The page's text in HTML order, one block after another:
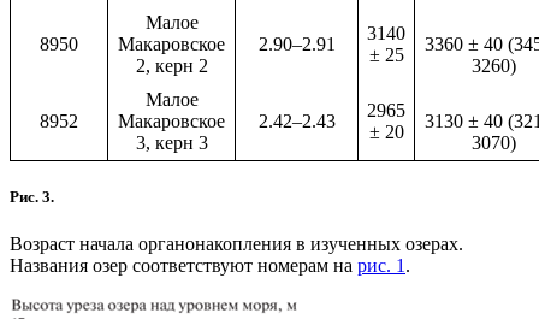
8950
Малое
Макаровское
2, керн 2
2.90–2.91
3140
± 25
3360 ± 40
3260)
8952
Малое
Макаровское
3, керн 3
2.42–2.43
2965
± 20
3130 ± 40
3070)
Рис. 3.
Возраст начала органонакопления в изученных озерах.
Названия озер соответствуют номерам на рис. 1 .